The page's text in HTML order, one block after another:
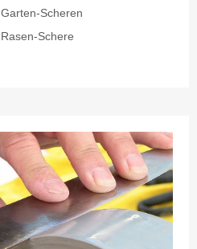
Garten-Scheren
Rasen-Schere